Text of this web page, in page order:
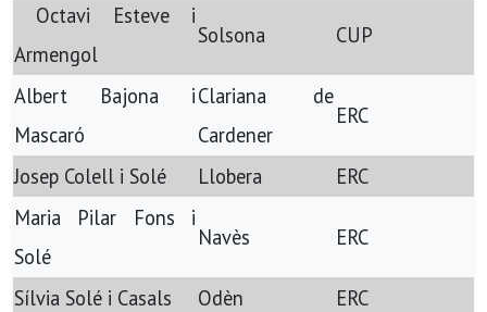
Octavi Esteve i
Armengol
Solsona CUP
Albert Bajona i
Mascaró
Clariana de
Cardener
ERC
Josep Colell i Solé Llobera
ERC
Maria Pilar Fons i
Solé
Navès ERC
Sílvia Solé i Casals Odèn
ERC